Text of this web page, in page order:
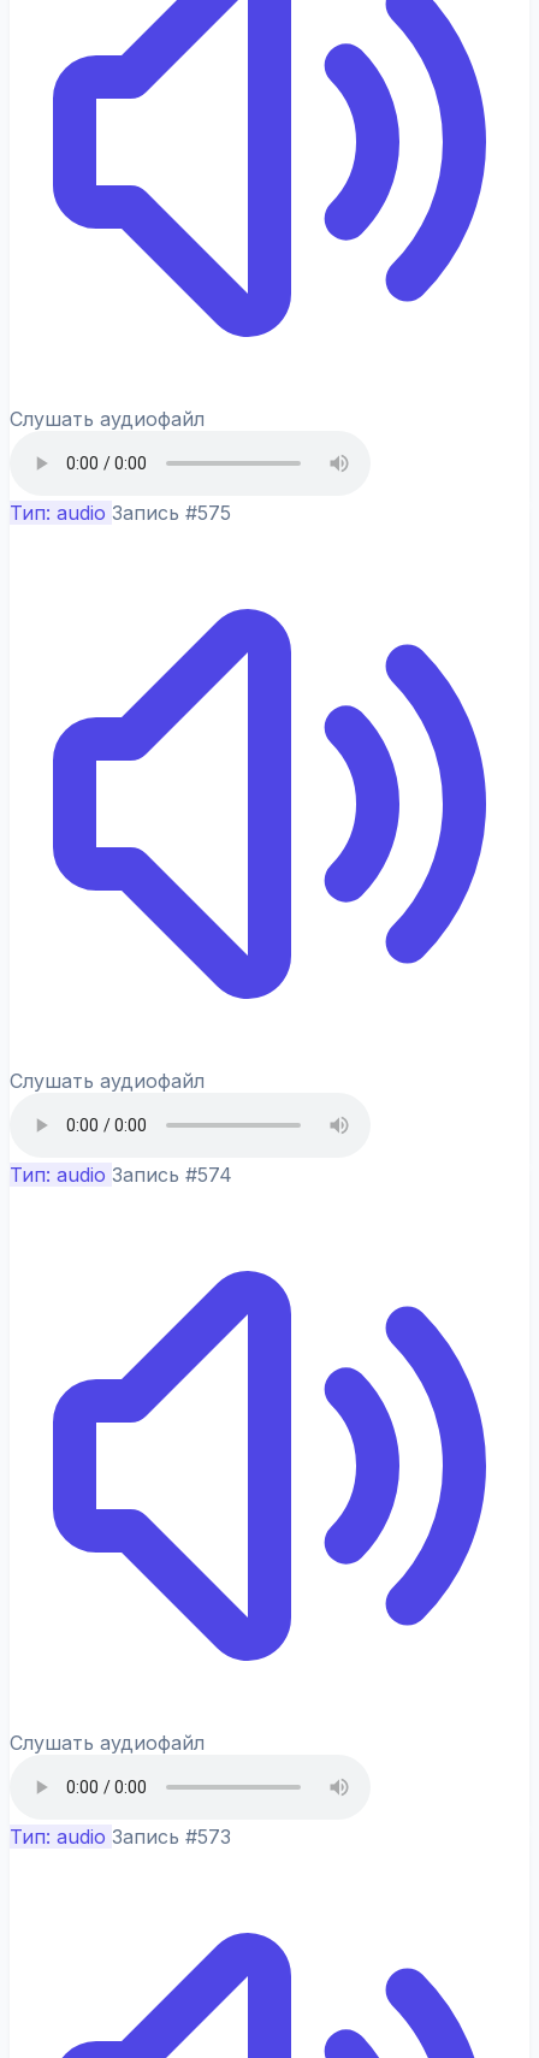
Слушать аудиофайл
Тип: audio Запись #575
Слушать аудиофайл
Тип: audio Запись #574
Слушать аудиофайл
Тип: audio Запись #573